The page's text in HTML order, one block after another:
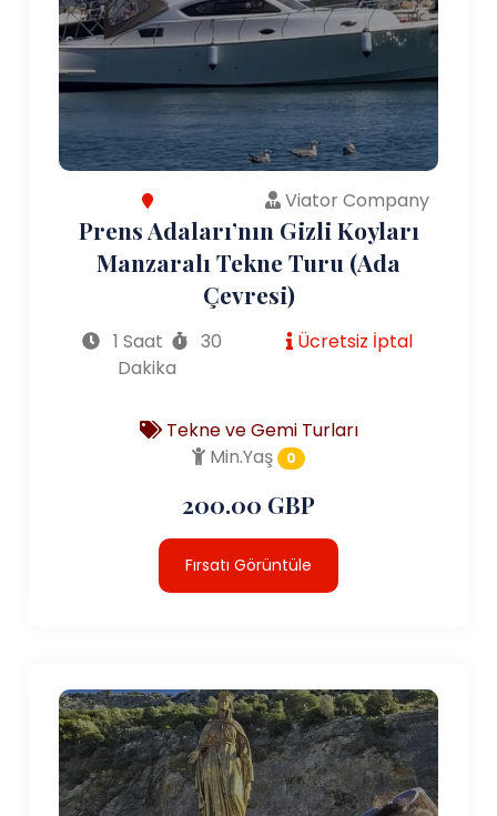
Viator Company
Prens Adaları’nın Gizli Koyları
Manzaralı Tekne Turu (Ada
Çevresi)
1 Saat
30
Dakika
Ücretsiz İptal
Tekne ve Gemi Turları
Min.Yaş
0
200.00 GBP
Fırsatı Görüntüle